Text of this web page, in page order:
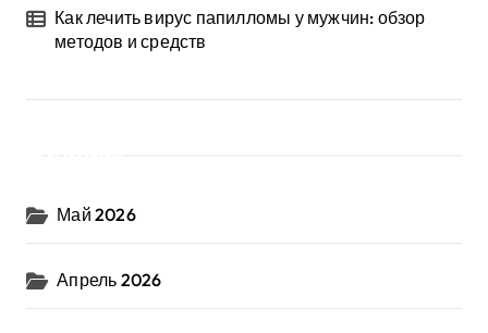
Как лечить вирус папилломы у мужчин: обзор
методов и средств
Май 2026
Апрель 2026